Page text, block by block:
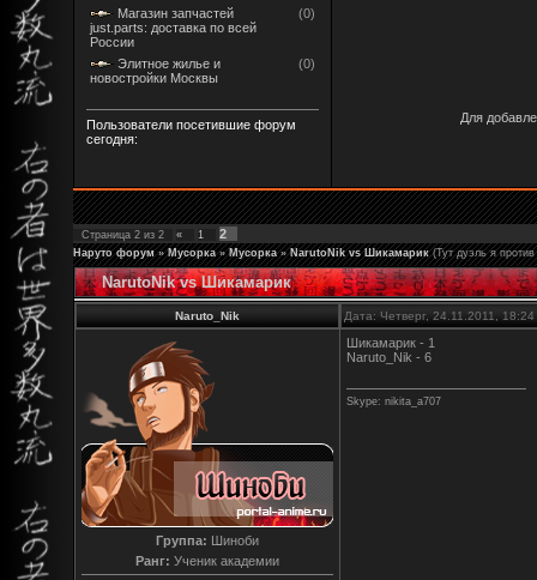
Магазин запчастей
just.parts: доставка по всей
России
(0)
Элитное жилье и
новостройки Москвы
(0)
Пользователи посетившие форум
сегодня:
Для
Страница 2 из 2 « 1 2
Наруто форум » Мусорка » Мусорка » NarutoNik vs Шикамарик (Тут дуэль я
NarutoNik vs Шикамарик
Naruto_Nik Дата: Четверг, 24.11.2011,
Группа: Шиноби
Ранг: Ученик академии
Шикамарик - 1
Naruto_Nik - 6
Skype: nikita_a707